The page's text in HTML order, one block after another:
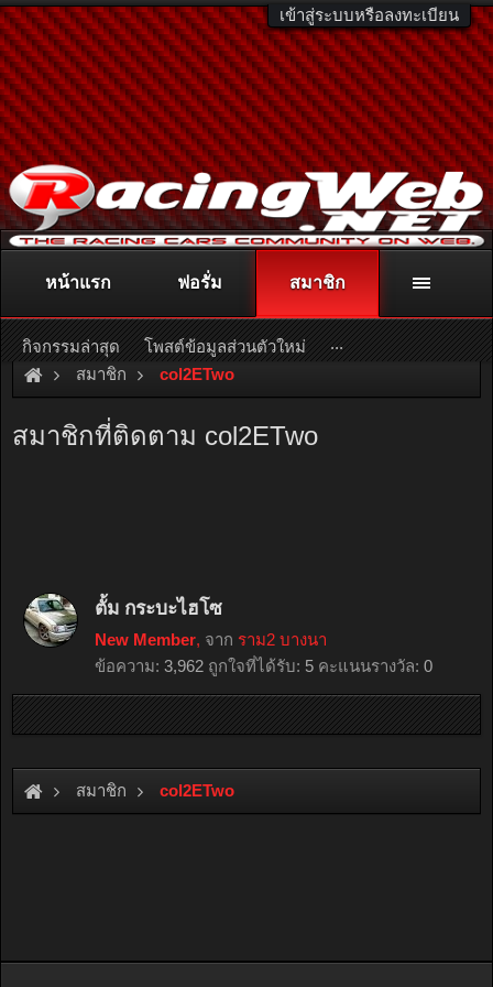
เข้าสู่ระบบหรือลงทะเบียน
ติดต่อลงโฆษณา racingweb@gmail.comหรือโทร. 081-811-1138
หรืออ่านรายละเอียดเพิ่มเติม คลิกที่นี่
สมาชิก col2ETwo
สมาชิกที่ติดตาม col2ETwo
ตั้ม กระบะไฮโซ
New Member, จาก ราม2 บางนา
ข้อความ: 3,962 ถูกใจที่ได้รับ: 5 คะแนนรางวัล: 0
สมาชิก col2ETwo
หน้าแรก ฟอรั่ม สมาชิก
กิจกรรมล่าสุด โพสต์ข้อมูลส่วนตัวใหม่ ...